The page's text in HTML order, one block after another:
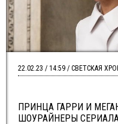
ПРИНЦА ГАРРИ И
ШОУРАЙНЕРЫ
22.02.23 / 14:59 / СВЕТСКАЯ